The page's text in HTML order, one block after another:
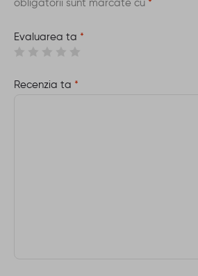
obligatorii sunt marcate cu *
Evaluarea ta *
Recenzia ta *